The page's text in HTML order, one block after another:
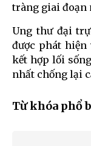
tràng giai đoạn
Ung thư đại
được phát
kết hợp lối
nhất chống lại
Từ khóa phổ